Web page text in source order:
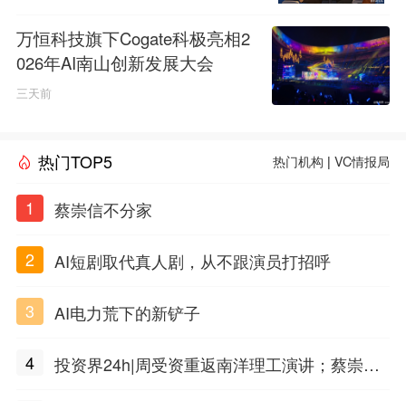
万恒科技旗下Cogate科极亮相2
026年AI南山创新发展大会
三天前
热门TOP5 热门机构 |VC情报局
1 蔡崇信不分家
2 AI短剧取代真人剧，从不跟演员打招呼
3 AI电力荒下的新铲子
4
投资界24h|周受资重返南洋理工演讲；蔡崇信